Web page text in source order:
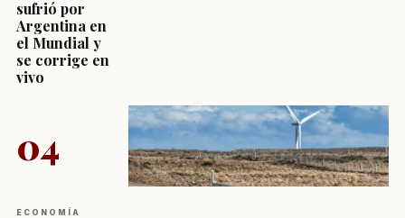
sufrió por
Argentina en
el Mundial y
se corrige en
vivo
04
ECONOMÍA